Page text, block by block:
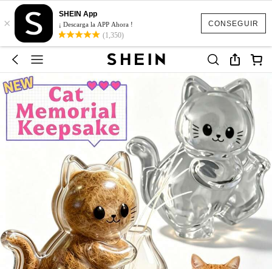
CONSEGUIR
×
SHEIN App
¡ Descarga la APP Ahora !
(1,350)